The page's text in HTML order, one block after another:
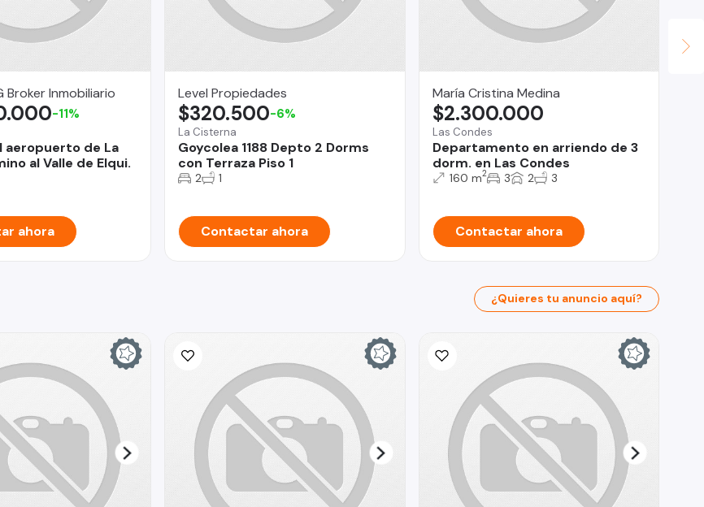
Broker Inmobiliario
aeropuerto de La
al Valle de Elqui.
-11%
ahora
Level Propiedades
La Cisterna
Goycolea 1188 Depto 2 Dorms
con Terraza Piso 1
$320.500-6%
2 1
Contactar ahora
María Cristina Medina
Las Condes
Departamento en arriendo de 3
dorm. en Las Condes
$2.300.000
160 m2 3 2 3
Contactar ahora
¿Quieres tu anuncio aquí?